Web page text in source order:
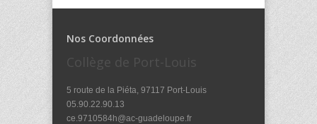
Nos Coordonnées
Collège de Port-Louis
5 route de la Piéta, 97117 Port-Louis
05.90.22.90.13
ce.9710584h@ac-guadeloupe.fr